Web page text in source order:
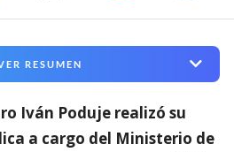
RESUMEN
Iván Poduje realizó su
a cargo del Ministerio de